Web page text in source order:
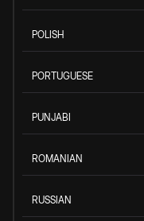
POLISH
PORTUGUESE
PUNJABI
ROMANIAN
RUSSIAN